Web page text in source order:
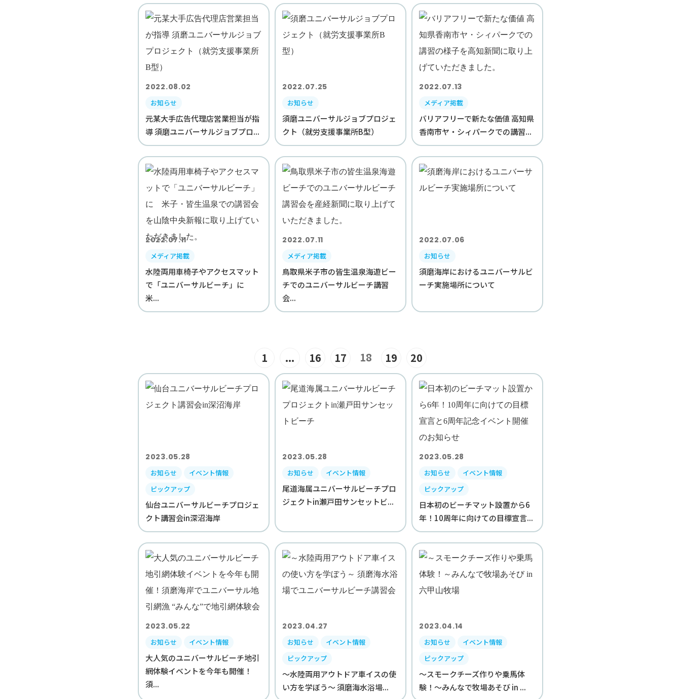
2022.08.02
お知らせ
元某大手広告代理店営業担当が指
導 須磨ユニバーサルジョブプロ...
2022.07.25
お知らせ
須磨ユニバーサルジョブプロジェ
クト（就労支援事業所B型）
2022.07.13
メディア掲載
バリアフリーで新たな価値 高知県
香南市ヤ・シィパークでの講習...
2022.07.11
メディア掲載
水陸両用車椅子やアクセスマット
で「ユニバーサルビーチ」に
米...
2022.07.11
メディア掲載
鳥取県米子市の皆生温泉海遊ビー
チでのユニバーサルビーチ講習
会...
2022.07.06
お知らせ
須磨海岸におけるユニバーサルビ
ーチ実施場所について
1 ... 16 17 18 19 20
2023.05.28
お知らせ
イベント情報
ピックアップ
仙台ユニバーサルビーチプロジェ
クト講習会in深沼海岸
2023.05.28
お知らせ イベント情報
尾道海属ユニバーサルビーチプロ
ジェクトin瀬戸田サンセットビ...
2023.05.28
お知らせ
イベント情報
ピックアップ
日本初のビーチマット設置から6
年！10周年に向けての目標宣言...
2023.05.22
お知らせ イベント情報
大人気のユニバーサルビーチ地引
網体験イベントを今年も開催！
須...
2023.04.27
お知らせ
イベント情報
ピックアップ
～水陸両用アウトドア車イスの使
い方を学ぼう～ 須磨海水浴場...
2023.04.14
お知らせ
イベント情報
ピックアップ
～スモークチーズ作りや乗馬体
験！～みんなで牧場あそび in ...